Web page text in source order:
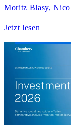
Moritz Blasy,
Jetzt lesen